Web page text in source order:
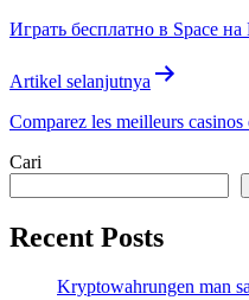
Играть бесплатно в Space
Artikel selanjutnya
Comparez les meilleurs casinos
Cari
Recent Posts
Kryptowahrungen man